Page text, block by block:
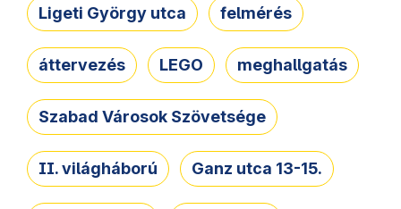
Ligeti György utca felmérés
áttervezés LEGO meghallgatás
Szabad Városok Szövetsége
II. világháború Ganz utca 13-15.